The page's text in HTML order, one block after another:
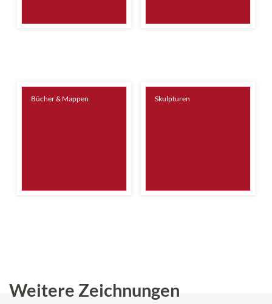
Bücher & Mappen Skulpturen
Weitere Zeichnungen